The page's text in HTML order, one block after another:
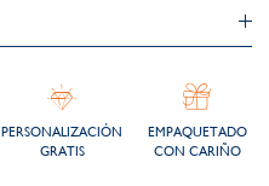
PERSONALIZACIÓN
GRATIS
EMPAQUETADO
CON CARIÑO